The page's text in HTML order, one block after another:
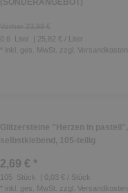
(SONDERANGEBOT)
0.6 Liter
| 25,82 € / Liter
* inkl. ges. MwSt. zzgl. Versandkosten
Glitzersteine "Herzen in pastell",
selbstklebend, 105-teilig
2,69 € *
105 Stück
| 0,03 € / Stück
* inkl. ges. MwSt. zzgl. Versandkosten